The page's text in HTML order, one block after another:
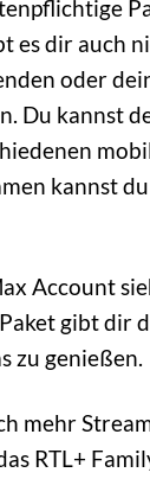
es dir auch
oder
Du kannst
kannst
Account
gibt dir
zu genießen.
mehr
RTL+